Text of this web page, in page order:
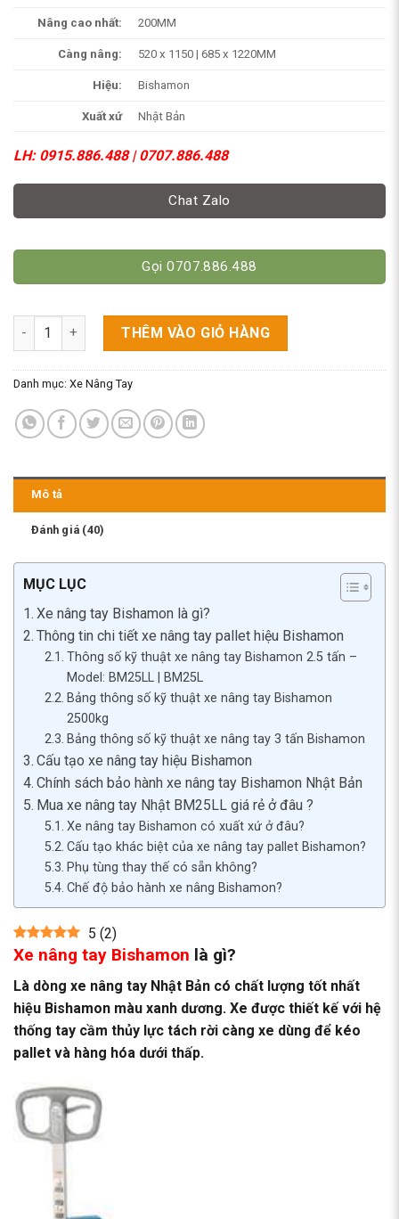
Nâng cao nhất: 200MM
Càng nâng: 520 x 1150 | 685 x 1220MM
Hiệu: Bishamon
Xuất xứ Nhật Bản
LH: 0915.886.488 | 0707.886.488
Chat Zalo
Gọi 0707.886.488
Xe Nâng Tay BISHAMON 2.5 Tấn. Model BM25 số lượng
THÊM VÀO GIỎ HÀNG
Danh mục: Xe Nâng Tay
Mô tả
Đánh giá (40)
MỤC LỤC
Xe nâng tay Bishamon là gì?
Thông tin chi tiết xe nâng tay pallet hiệu Bishamon
Thông số kỹ thuật xe nâng tay Bishamon 2.5 tấn –
Model: BM25LL | BM25L
Bảng thông số kỹ thuật xe nâng tay Bishamon
2500kg
Bảng thông số kỹ thuật xe nâng tay 3 tấn Bishamon
Cấu tạo xe nâng tay hiệu Bishamon
Chính sách bảo hành xe nâng tay Bishamon Nhật Bản
Mua xe nâng tay Nhật BM25LL giá rẻ ở đâu ?
Xe nâng tay Bishamon có xuất xứ ở đâu?
Cấu tạo khác biệt của xe nâng tay pallet Bishamon?
Phụ tùng thay thế có sẵn không?
Chế độ bảo hành xe nâng Bishamon?
5 (2)
Xe nâng tay Bishamon là gì?
Là dòng xe nâng tay Nhật Bản có chất lượng tốt nhất
hiệu Bishamon màu xanh dương. Xe được thiết kế với hệ
thống tay cầm thủy lực tách rời càng xe dùng để kéo
pallet và hàng hóa dưới thấp.